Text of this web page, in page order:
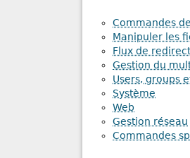
Commandes
Manipuler les
Flux de
Gestion du
Users, groups
Système
Web
Gestion réseau
Commandes